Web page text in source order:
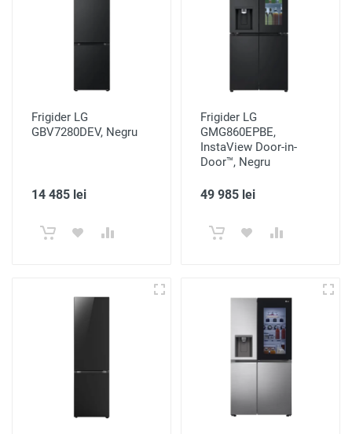
Frigider LG
GBV7280DEV, Negru
14 485 lei
Frigider LG
GMG860EPBE,
InstaView Door-in-
Door™, Negru
49 985 lei